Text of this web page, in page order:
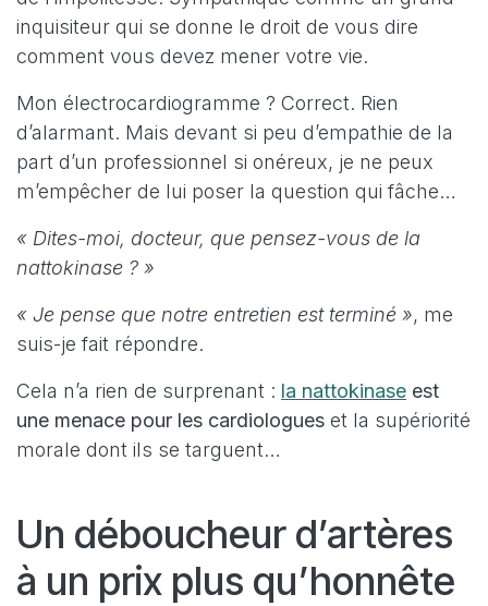
inquisiteur qui se donne le droit de vous dire
comment vous devez mener votre vie.
Mon électrocardiogramme ? Correct. Rien
d’alarmant. Mais devant si peu d’empathie de la
part d’un professionnel si onéreux, je ne peux
m’empêcher de lui poser la question qui fâche…
« Dites-moi, docteur, que pensez-vous de la
nattokinase ? »
« Je pense que notre entretien est terminé », me
suis-je fait répondre.
Cela n’a rien de surprenant : la nattokinase est
une menace pour les cardiologues et la supériorité
morale dont ils se targuent…
Un déboucheur d’artères
à un prix plus qu’honnête